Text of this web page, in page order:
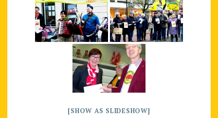
[SHOW AS SLIDESHOW]